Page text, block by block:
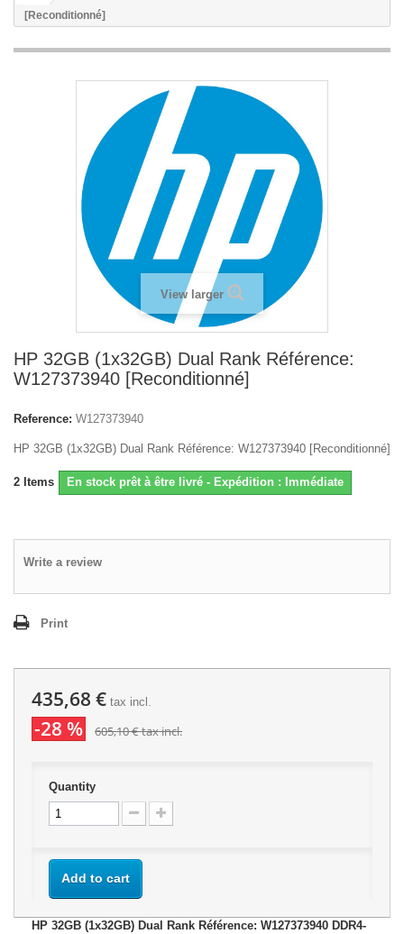
[Reconditionné]
View larger
HP 32GB (1x32GB) Dual Rank Référence:
W127373940 [Reconditionné]
Reference: W127373940
HP 32GB (1x32GB) Dual Rank Référence: W127373940 [Reconditionné]
2 Items En stock prêt à être livré - Expédition : Immédiate
Write a review
Print
435,68 € tax incl.
-28 % 605,10 €tax incl.
Quantity
Add to cart
HP 32GB (1x32GB) Dual Rank Référence: W127373940 DDR4-